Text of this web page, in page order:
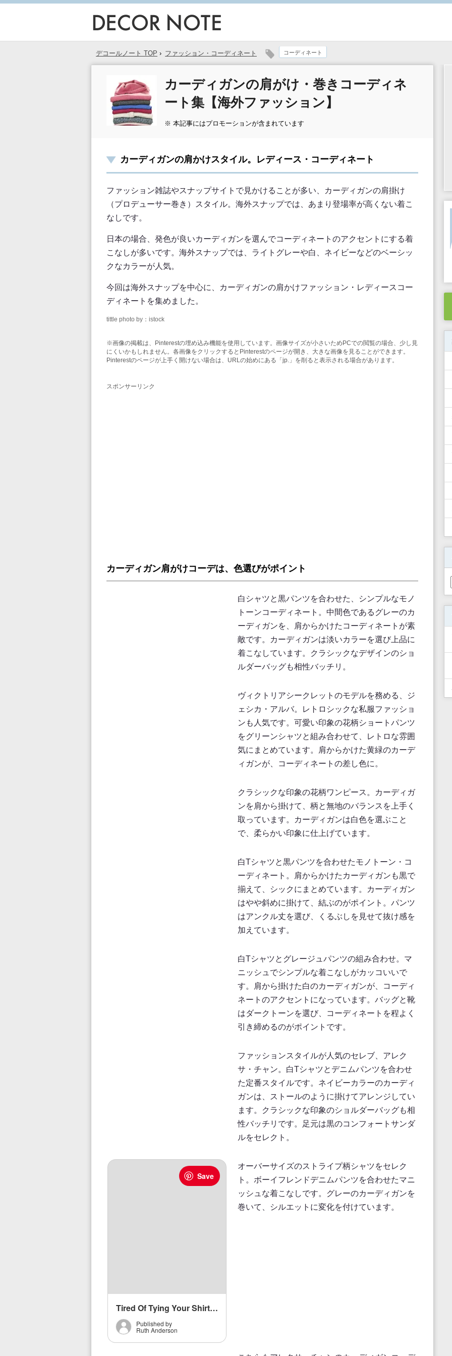
デコールノート TOP › ファッション・コーディネート コーディネート
カーディガンの肩がけ・巻きコーディネ
ート集【海外ファッション】
※ 本記事にはプロモーションが含まれています
カーディガンの肩かけスタイル。レディース・コーディネート
ファッション雑誌やスナップサイトで見かけることが多い、カーディガンの肩掛け
（プロデューサー巻き）スタイル。海外スナップでは、あまり登場率が高くない着こ
なしです。
日本の場合、発色が良いカーディガンを選んでコーディネートのアクセントにする着
こなしが多いです。海外スナップでは、ライトグレーや白、ネイビーなどのベーシッ
クなカラーが人気。
今回は海外スナップを中心に、カーディガンの肩かけファッション・レディースコー
ディネートを集めました。
tittle photo by：istock
※画像の掲載は、Pinterestの埋め込み機能を使用しています。画像サイズが小さいためPCでの閲覧の場合、少し見
にくいかもしれません。各画像をクリックするとPinterestのページが開き、大きな画像を見ることができます。
Pinterestのページが上手く開けない場合は、URLの始めにある「jp.」を削ると表示される場合があります。
スポンサーリンク
カーディガン肩がけコーデは、色選びがポイント
白シャツと黒パンツを合わせた、シンプルなモノ
トーンコーディネート。中間色であるグレーのカ
ーディガンを、肩からかけたコーディネートが素
敵です。カーディガンは淡いカラーを選び上品に
着こなしています。クラシックなデザインのショ
ルダーバッグも相性バッチリ。
ヴィクトリアシークレットのモデルを務める、ジ
ェシカ・アルバ。レトロシックな私服ファッショ
ンも人気です。可愛い印象の花柄ショートパンツ
をグリーンシャツと組み合わせて、レトロな雰囲
気にまとめています。肩からかけた黄緑のカーデ
ィガンが、コーディネートの差し色に。
クラシックな印象の花柄ワンピース。カーディガ
ンを肩から掛けて、柄と無地のバランスを上手く
取っています。カーディガンは白色を選ぶこと
で、柔らかい印象に仕上げています。
白Tシャツと黒パンツを合わせたモノトーン・コ
ーディネート。肩からかけたカーディガンも黒で
揃えて、シックにまとめています。カーディガン
はやや斜めに掛けて、結ぶのがポイント。パンツ
はアンクル丈を選び、くるぶしを見せて抜け感を
加えています。
白Tシャツとグレージュパンツの組み合わせ。マ
ニッシュでシンプルな着こなしがカッコいいで
す。肩から掛けた白のカーディガンが、コーディ
ネートのアクセントになっています。バッグと靴
はダークトーンを選び、コーディネートを程よく
引き締めるのがポイントです。
ファッションスタイルが人気のセレブ、アレク
サ・チャン。白Tシャツとデニムパンツを合わせ
た定番スタイルです。ネイビーカラーのカーディ
ガンは、ストールのように掛けてアレンジしてい
ます。クラシックな印象のショルダーバッグも相
性バッチリです。足元は黒のコンフォートサンダ
ルをセレクト。
Save
Tired Of Tying Your Shirt Around Your Waist? Try This.
Published by
Ruth Anderson
オーバーサイズのストライプ柄シャツをセレク
ト。ボーイフレンドデニムパンツを合わせたマニ
ッシュな着こなしです。グレーのカーディガンを
巻いて、シルエットに変化を付けています。